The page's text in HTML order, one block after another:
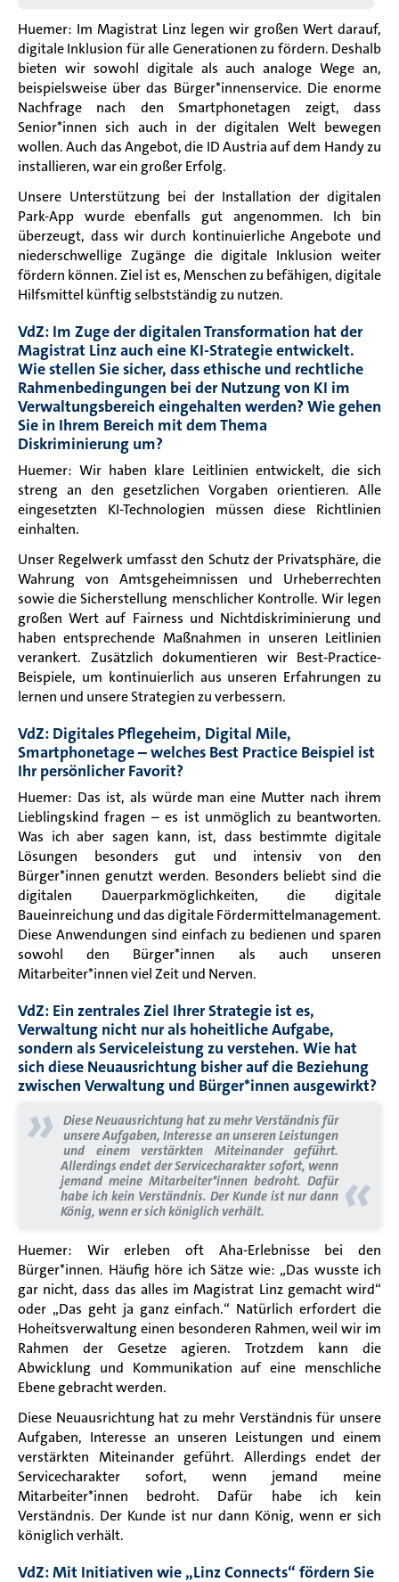
Huemer: Im Magistrat Linz legen wir großen Wert darauf,
digitale Inklusion für alle Generationen zu fördern. Deshalb
bieten wir sowohl digitale als auch analoge Wege an,
beispielsweise über das Bürger*innenservice. Die enorme
Nachfrage nach den Smartphonetagen zeigt, dass
Senior*innen sich auch in der digitalen Welt bewegen
wollen. Auch das Angebot, die ID Austria auf dem Handy zu
installieren, war ein großer Erfolg.
Unsere Unterstützung bei der Installation der digitalen
Park-App wurde ebenfalls gut angenommen. Ich bin
überzeugt, dass wir durch kontinuierliche Angebote und
niederschwellige Zugänge die digitale Inklusion weiter
fördern können. Ziel ist es, Menschen zu befähigen, digitale
Hilfsmittel künftig selbstständig zu nutzen.
VdZ: Im Zuge der digitalen Transformation hat der
Magistrat Linz auch eine KI-Strategie entwickelt.
Wie stellen Sie sicher, dass ethische und rechtliche
Rahmenbedingungen bei der Nutzung von KI im
Verwaltungsbereich eingehalten werden? Wie gehen
Sie in Ihrem Bereich mit dem Thema
Diskriminierung um?
Huemer: Wir haben klare Leitlinien entwickelt, die sich
streng an den gesetzlichen Vorgaben orientieren. Alle
eingesetzten KI-Technologien müssen diese Richtlinien
einhalten.
Unser Regelwerk umfasst den Schutz der Privatsphäre, die
Wahrung von Amtsgeheimnissen und Urheberrechten
sowie die Sicherstellung menschlicher Kontrolle. Wir legen
großen Wert auf Fairness und Nichtdiskriminierung und
haben entsprechende Maßnahmen in unseren Leitlinien
verankert. Zusätzlich dokumentieren wir Best-Practice-
Beispiele, um kontinuierlich aus unseren Erfahrungen zu
lernen und unsere Strategien zu verbessern.
VdZ: Digitales Pflegeheim, Digital Mile,
Smartphonetage – welches Best Practice Beispiel ist
Ihr persönlicher Favorit?
Huemer: Das ist, als würde man eine Mutter nach ihrem
Lieblingskind fragen – es ist unmöglich zu beantworten.
Was ich aber sagen kann, ist, dass bestimmte digitale
Lösungen besonders gut und intensiv von den
Bürger*innen genutzt werden. Besonders beliebt sind die
digitalen Dauerparkmöglichkeiten, die digitale
Baueinreichung und das digitale Fördermittelmanagement.
Diese Anwendungen sind einfach zu bedienen und sparen
sowohl den Bürger*innen als auch unseren
Mitarbeiter*innen viel Zeit und Nerven.
VdZ: Ein zentrales Ziel Ihrer Strategie ist es,
Verwaltung nicht nur als hoheitliche Aufgabe,
sondern als Serviceleistung zu verstehen. Wie hat
sich diese Neuausrichtung bisher auf die Beziehung
zwischen Verwaltung und Bürger*innen ausgewirkt?
» Diese Neuausrichtung hat zu mehr Verständnis für
unsere Aufgaben, Interesse an unseren Leistungen
und einem verstärkten Miteinander geführt.
Allerdings endet der Servicecharakter sofort, wenn
jemand meine Mitarbeiter*innen bedroht. Dafür
habe ich kein Verständnis. Der Kunde ist nur dann
König, wenn er sich königlich verhält.
«
Huemer: Wir erleben oft Aha-Erlebnisse bei den
Bürger*innen. Häufig höre ich Sätze wie: „Das wusste ich
gar nicht, dass das alles im Magistrat Linz gemacht wird“
oder „Das geht ja ganz einfach.“ Natürlich erfordert die
Hoheitsverwaltung einen besonderen Rahmen, weil wir im
Rahmen der Gesetze agieren. Trotzdem kann die
Abwicklung und Kommunikation auf eine menschliche
Ebene gebracht werden.
Diese Neuausrichtung hat zu mehr Verständnis für unsere
Aufgaben, Interesse an unseren Leistungen und einem
verstärkten Miteinander geführt. Allerdings endet der
Servicecharakter sofort, wenn jemand meine
Mitarbeiter*innen bedroht. Dafür habe ich kein
Verständnis. Der Kunde ist nur dann König, wenn er sich
königlich verhält.
VdZ: Mit Initiativen wie „Linz Connects“ fördern Sie